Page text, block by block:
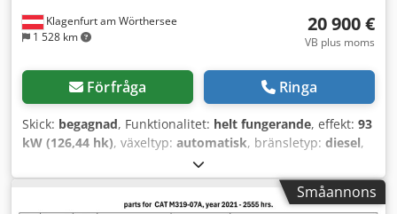
Klagenfurt am Wörthersee
1 528 km
20 900 €
VB plus moms
Förfråga Ringa
Skick: begagnad, Funktionalitet: helt fungerande, effekt: 93
kW (126,44 hk), växeltyp: automatisk, bränsletyp: diesel,
, driftsvikt:12 600 kg
4x4, första registrering:10/1998, Tillverkningsår:1998,
17 762 h, bränsle:diesel, Utrustning:Småannons